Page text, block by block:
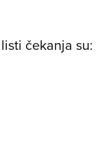
čekanja su: